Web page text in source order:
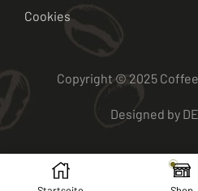
Cookies
Copyright © 2025
Designed by